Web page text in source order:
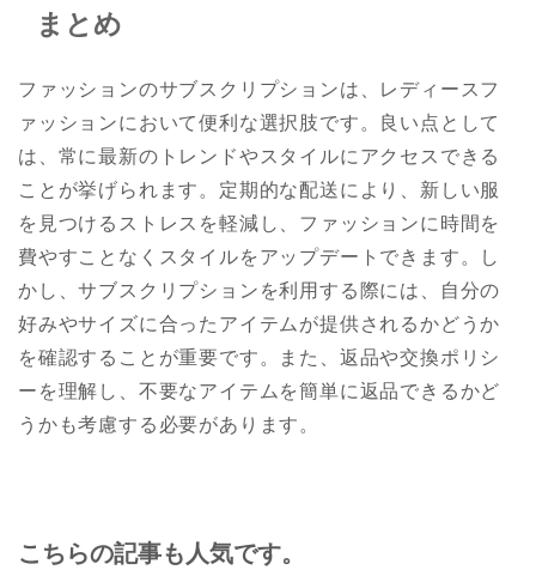
まとめ
ファッションのサブスクリプションは、レディースフ
ァッションにおいて便利な選択肢です。良い点として
は、常に最新のトレンドやスタイルにアクセスできる
ことが挙げられます。定期的な配送により、新しい服
を見つけるストレスを軽減し、ファッションに時間を
費やすことなくスタイルをアップデートできます。し
かし、サブスクリプションを利用する際には、自分の
好みやサイズに合ったアイテムが提供されるかどうか
を確認することが重要です。また、返品や交換ポリシ
ーを理解し、不要なアイテムを簡単に返品できるかど
うかも考慮する必要があります。
こちらの記事も人気です。